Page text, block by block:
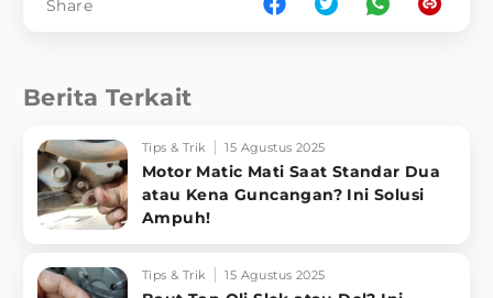
Share
Berita Terkait
Tips & Trik 15 Agustus 2025
Motor Matic Mati Saat Standar Dua
atau Kena Guncangan? Ini Solusi
Ampuh!
Tips & Trik 15 Agustus 2025